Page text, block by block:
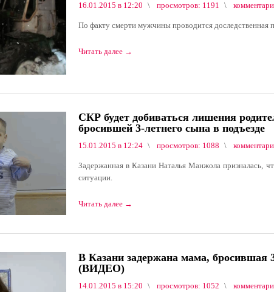
16.01.2015 в 12:20 просмотров: 1191
По факту смерти мужчины проводится доследственная
Читать далее →
СКР будет добиваться лишения
бросившей 3-летнего сына в подъезде
15.01.2015 в 12:24 просмотров: 1088
Задержанная в Казани Наталья Манжола призналась,
ситуации.
Читать далее →
В Казани задержана мама, бросившая
(ВИДЕО)
14.01.2015 в 15:20 просмотров: 1052